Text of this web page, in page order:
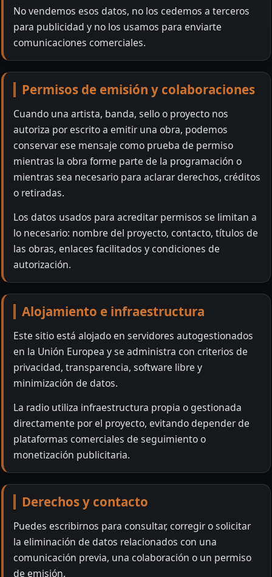
No vendemos esos datos, no los cedemos a terceros
para publicidad y no los usamos para enviarte
comunicaciones comerciales.
Permisos de emisión y colaboraciones
Cuando una artista, banda, sello o proyecto nos
autoriza por escrito a emitir una obra, podemos
conservar ese mensaje como prueba de permiso
mientras la obra forme parte de la programación o
mientras sea necesario para aclarar derechos, créditos
o retiradas.
Los datos usados para acreditar permisos se limitan a
lo necesario: nombre del proyecto, contacto, títulos de
las obras, enlaces facilitados y condiciones de
autorización.
Alojamiento e infraestructura
Este sitio está alojado en servidores autogestionados
en la Unión Europea y se administra con criterios de
privacidad, transparencia, software libre y
minimización de datos.
La radio utiliza infraestructura propia o gestionada
directamente por el proyecto, evitando depender de
plataformas comerciales de seguimiento o
monetización publicitaria.
Derechos y contacto
Puedes escribirnos para consultar, corregir o solicitar
la eliminación de datos relacionados con una
comunicación previa, una colaboración o un permiso
de emisión.